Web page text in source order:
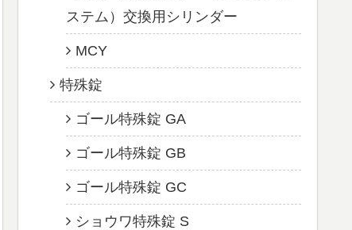
ステム）交換用シリンダー
MCY
特殊錠
ゴール特殊錠 GA
ゴール特殊錠 GB
ゴール特殊錠 GC
ショウワ特殊錠 S